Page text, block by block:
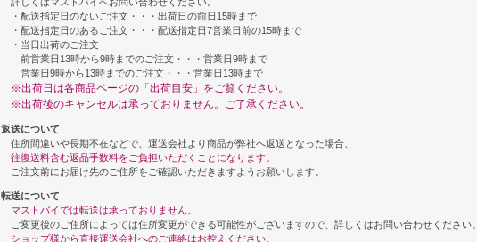
・配送指定日のないご注文・・・出荷日の前日15時まで
・配送指定日のあるご注文・・・配送指定日7営業日前の15時まで
・当日出荷のご注文
前営業日13時から9時までのご注文・・・営業日9時まで
営業日9時から13時までのご注文・・・営業日13時まで
※出荷日は各商品ページの「出荷目安」をご覧ください。
※出荷後のキャンセルは承っておりません。ご了承ください。
返送について
住所間違いや長期不在などで、運送会社より商品が弊社へ返送となった場合、
往復送料含む返品手数料をご負担いただくことになります。
ご注文前にお届け先のご住所をご確認いただきますようお願いします。
転送について
マストバイでは転送は承っておりません。
ご変更後のご住所によっては住所変更ができる可能性がございますので、詳しくはお問い合わせください。
ショップ様から直接運送会社へのご連絡はお控えください。